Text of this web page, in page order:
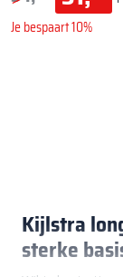
Je bespaart 10%
Kijlstra
sterke